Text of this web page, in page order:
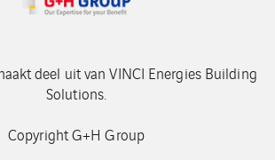
deel uit van VINCI Energies Building
Solutions.
Copyright G+H Group